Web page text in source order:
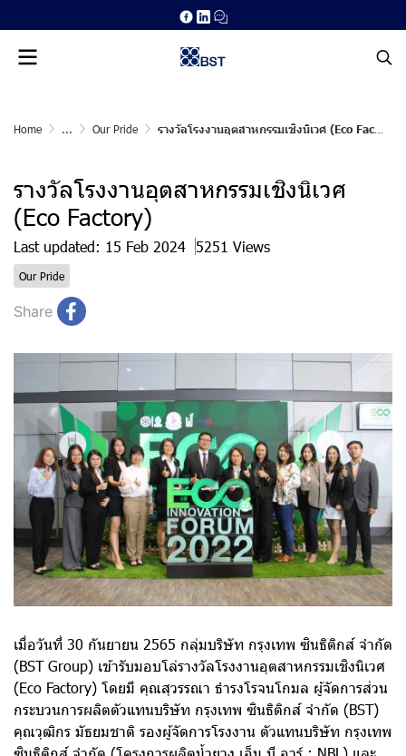
Home ... Our Pride รางวัลโรงงานอุตสาหกรรมเชิงนิเวศ (Eco Factory)
รางวัลโรงงานอุตสาหกรรมเชิงนิเวศ
(Eco Factory)
Last updated: 15 Feb 2024 5251 Views
Our Pride
Share
เมื่อวันที่ 30 กันยายน 2565 กลุ่มบริษัท กรุงเทพ ซินธิติกส์ จำกัด
(BST Group) เข้ารับมอบโล่รางวัลโรงงานอุตสาหกรรมเชิงนิเวศ
(Eco Factory) โดยมี คุณสุวรรณา ธำรงโรจนโกมล ผู้จัดการส่วน
กระบวนการผลิตตัวแทนบริษัท กรุงเทพ ซินธิติกส์ จำกัด (BST)
คุณวุฒิกร มัธยมชาติ รองผู้จัดการโรงงาน ตัวแทนบริษัท กรุงเทพ